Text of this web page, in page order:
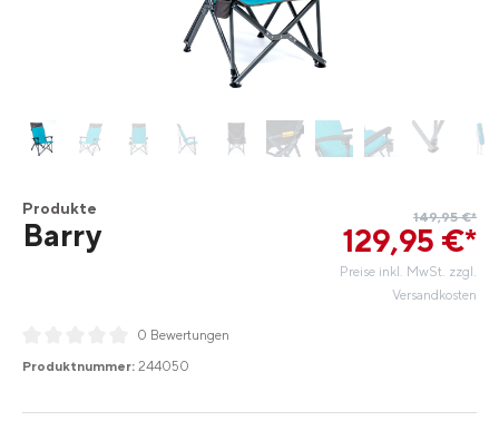
Produkte
Barry 149,95 €*
129,95 €*
Preise inkl. MwSt. zzgl.
Versandkosten
0 Bewertungen
Produktnummer: 244050